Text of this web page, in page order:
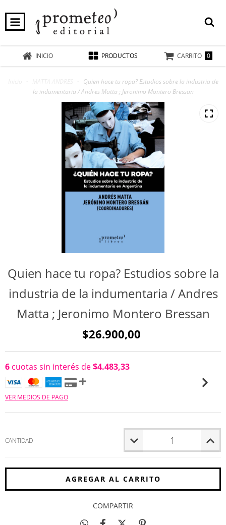
INICIO PRODUCTOS CARRITO 0
- - Quien hace tu ropa? Estudios sobre la industria de
la indumentaria / Andres Matta ; Jeronimo Montero Bressan
Quien hace tu ropa? Estudios sobre la
industria de la indumentaria / Andres
Matta ; Jeronimo Montero Bressan
$26.900,00
6 cuotas sin interés de$4.483,33
VER MEDIOS DE PAGO
CANTIDAD
COMPARTIR